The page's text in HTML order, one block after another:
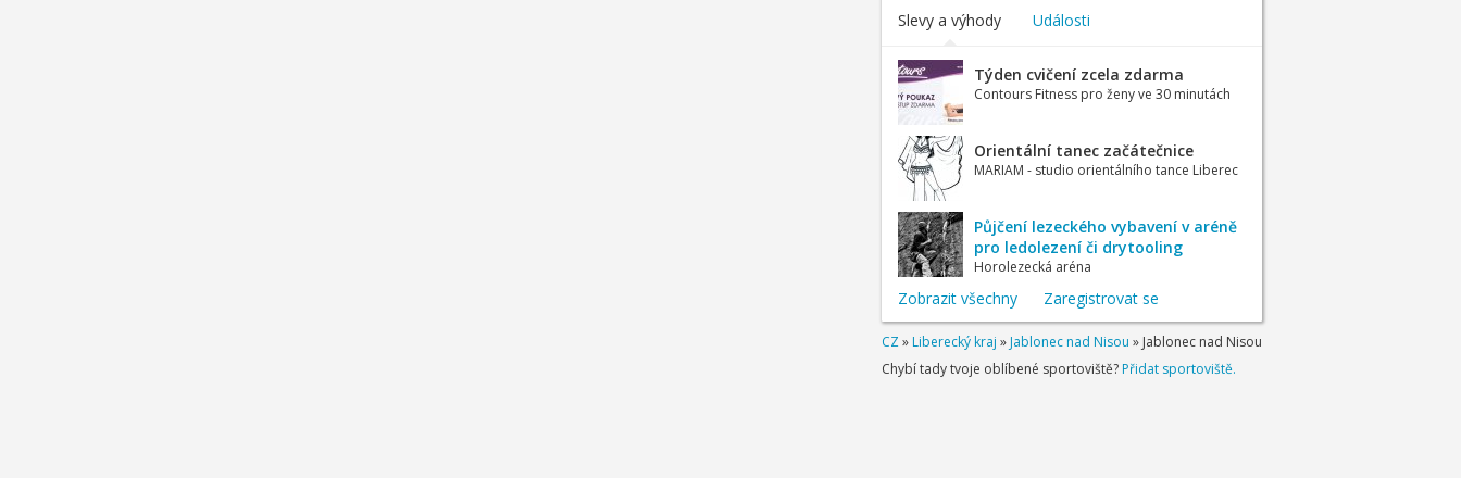
Slevy a výhody Události
Týden cvičení zcela zdarma
Contours Fitness pro ženy ve 30 minutách
Orientální tanec začátečnice
MARIAM - studio orientálního tance Liberec
Půjčení lezeckého vybavení v aréně
pro ledolezení či drytooling
Horolezecká aréna
Zobrazit všechny Zaregistrovat se
CZ» Liberecký kraj » Jablonec nad Nisou » Jablonec nad Nisou
Chybí tady tvoje oblíbené sportoviště? Přidat sportoviště.